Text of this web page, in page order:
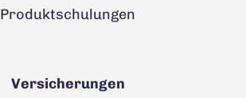
Produktschulungen
Versicherungen